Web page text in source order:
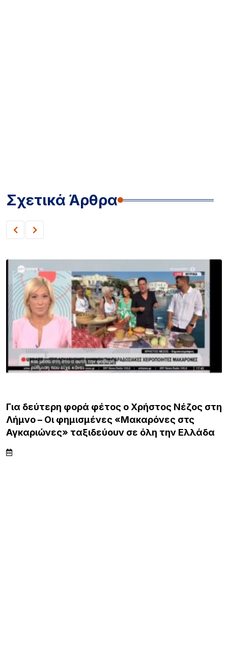
Σχετικά Άρθρα
Για δεύτερη φορά φέτος ο Χρήστος Νέζος στη
Λήμνο – Οι φημισμένες «Μακαρόνες στς
Αγκαριώνες» ταξιδεύουν σε όλη την Ελλάδα